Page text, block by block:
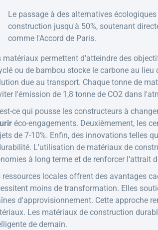
Le passage à des alternatives
construction jusqu'à 50%, soutenant
comme l'Accord de Paris.
matériaux permettent d'atteindre des
ou de bambou stocke le carbone au
due au transport. Chaque tonne de
l'émission de 1,8 tonne de CO2 dans
ce qui pousse les constructeurs à
éco-engagements. Deuxièmement, les
de 7-10%. Enfin, des innovations telles
L'utilisation de matériaux de
à long terme et de renforcer l'attrait
ressources locales offrent des avantages
moins de transformation. Elles
d'approvisionnement. Cette approche
Les matériaux de construction
de demain.